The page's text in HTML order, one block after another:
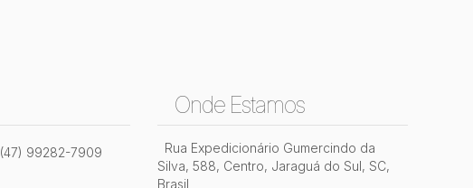
(47) 99282-7909
Onde Estamos
Rua Expedicionário Gumercindo da
Silva, 588, Centro, Jaraguá do Sul, SC,
Brasil